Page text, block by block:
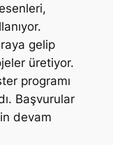
gelip
üretiyor.
programı
Başvurular
devam